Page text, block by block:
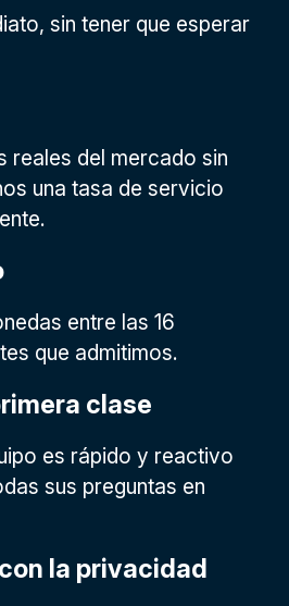
sin tener que esperar
reales del mercado sin
una tasa de servicio
entre las 16
que admitimos.
clase
es rápido y reactivo
sus preguntas en
la privacidad